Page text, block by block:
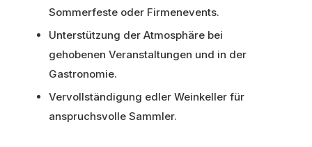
Sommerfeste oder Firmenevents.
Unterstützung der Atmosphäre bei
gehobenen Veranstaltungen und in der
Gastronomie.
Vervollständigung edler Weinkeller für
anspruchsvolle Sammler.